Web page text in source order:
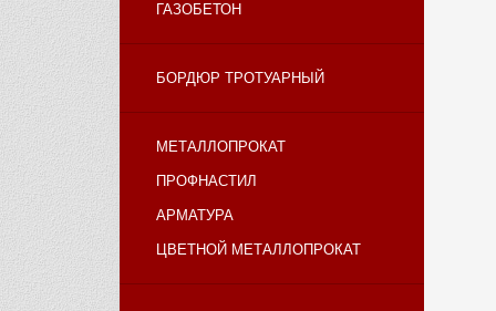
ГАЗОБЕТОН
БОРДЮР ТРОТУАРНЫЙ
МЕТАЛЛОПРОКАТ
ПРОФНАСТИЛ
АРМАТУРА
ЦВЕТНОЙ МЕТАЛЛОПРОКАТ